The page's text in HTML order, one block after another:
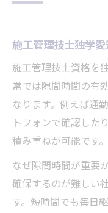
施工管理技士独学
施工管理技士資格を
常では隙間時間の有
なります。例えば通
トフォンで確認した
積み重ねが可能です。
なぜ隙間時間が重要
確保するのが難しい
す。短時間でも毎日